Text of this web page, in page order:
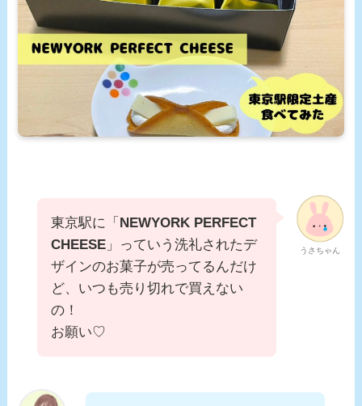
うさちゃん
東京駅に「 NEWYORK PERFECT
CHEESE 」っていう洗礼されたデ
ザインのお菓子が売ってるんだけ
ど、いつも売り切れで買えない
の！
お願い♡